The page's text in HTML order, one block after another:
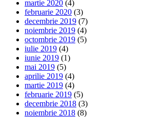
martie 2020 (4)
februarie 2020 (3)
decembrie 2019 (7)
noiembrie 2019 (4)
octombrie 2019 (5)
iulie 2019 (4)
iunie 2019 (1)
mai 2019 (5)
aprilie 2019 (4)
martie 2019 (4)
februarie 2019 (5)
decembrie 2018 (3)
noiembrie 2018 (8)